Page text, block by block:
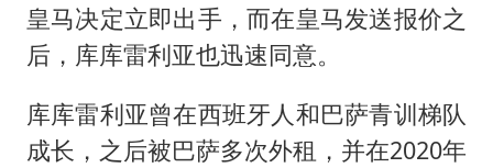
皇马决定立即出手，而在皇马发送报价之
后，库库雷利亚也迅速同意。
库库雷利亚曾在西班牙人和巴萨青训梯队
成长，之后被巴萨多次外租，并在2020年